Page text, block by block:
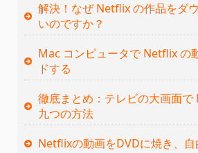
解決！なぜ Netflix の作品をダ
いのですか？
Mac コンピュータで Netflix の
ドする
徹底まとめ：テレビの大画面
九つの方法
Netflixの動画をDVDに焼き、